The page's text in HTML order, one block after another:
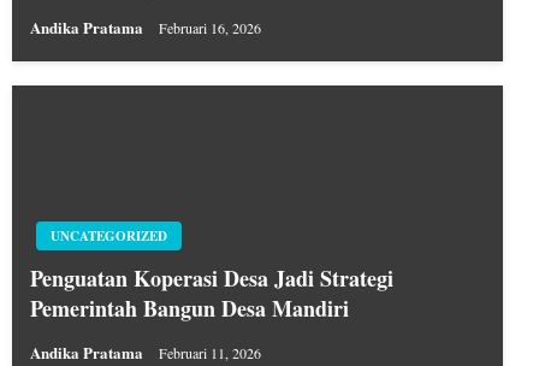
Andika Pratama Februari 16, 2026
UNCATEGORIZED
Penguatan Koperasi Desa Jadi Strategi
Pemerintah Bangun Desa Mandiri
Andika Pratama Februari 11, 2026